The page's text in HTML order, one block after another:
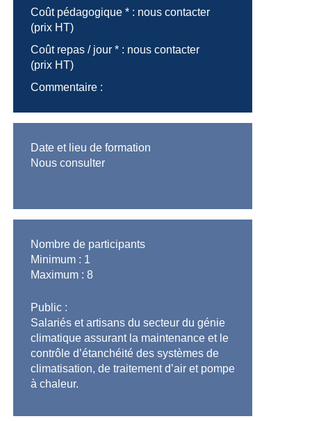
Coût pédagogique * : nous contacter
(prix HT)
Coût repas / jour * : nous contacter
(prix HT)
Commentaire :
Date et lieu de formation
Nous consulter
Nombre de participants
Minimum : 1
Maximum : 8
Public:
Salariés et artisans du secteur du génie
climatique assurant la maintenance et le
contrôle d’étanchéité des systèmes de
climatisation, de traitement d’air et pompe
à chaleur.